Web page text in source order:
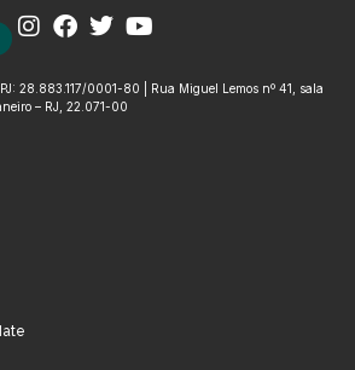
28.883.117/0001-80 | Rua Miguel Lemos nº 41, sala
– RJ, 22.071-00